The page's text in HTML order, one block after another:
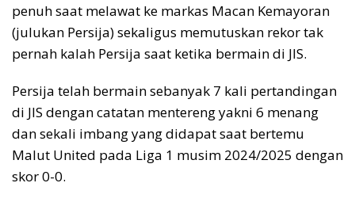
penuh saat melawat ke markas Macan Kemayoran
(julukan Persija) sekaligus memutuskan rekor tak
pernah kalah Persija saat ketika bermain di JIS.
Persija telah bermain sebanyak 7 kali pertandingan
di JIS dengan catatan mentereng yakni 6 menang
dan sekali imbang yang didapat saat bertemu
Malut United pada Liga 1 musim 2024/2025 dengan
skor 0-0.